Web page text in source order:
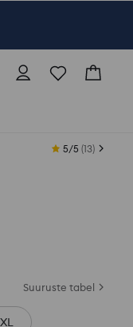
5/5 (13)
Suuruste tabel
XL